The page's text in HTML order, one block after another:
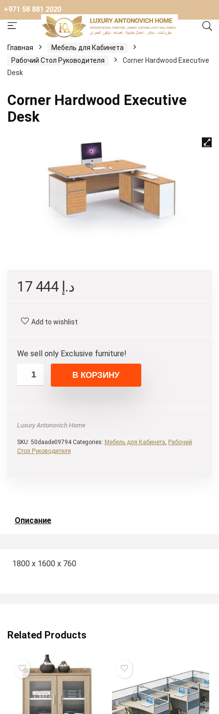
+971 58 881 2020
Главная
Мебель для Кабинета
Рабочий Стол Руководителя
Corner Hardwood Executive
Desk
Corner Hardwood Executive
Desk
د.إ 17 444
Add to wishlist
We sell only Exclusive furniture!
В КОРЗИНУ
Luxury Antonovich Home
SKU: 50daade09794 Categories: Мебель для Кабинета, Рабочий
Стол Руководителя
Описание
1800 x 1600 x 760
Related Products